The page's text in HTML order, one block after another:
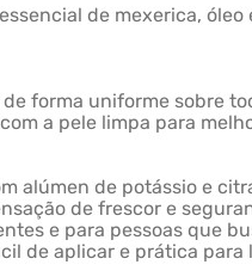
de mexerica,
forma uniforme sobre
a pele limpa para
alúmen de potássio e
de frescor e
e para pessoas que
de aplicar e prática para